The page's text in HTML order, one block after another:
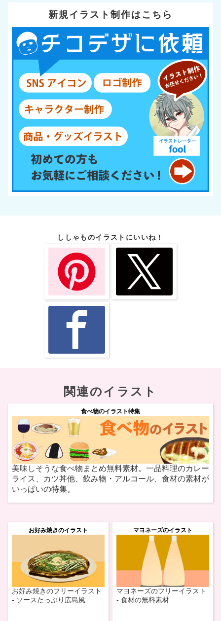
新規イラスト制作はこちら
ししゃものイラストにいいね！
関連のイラスト
食べ物のイラスト特集
美味しそうな食べ物まとめ無料素材。一品料理のカレー
ライス、カツ丼他、飲み物・アルコール、食材の素材が
いっぱいの特集。
お好み焼きのイラスト
お好み焼きのフリーイラスト
- ソースたっぷり広島風
マヨネーズのイラスト
マヨネーズのフリーイラスト
- 食材の無料素材